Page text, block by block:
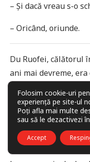
– Și dacă vreau s-o
– Oricând, oriunde.
Du Ruofei, călătorul
ani mai devreme,
evenimente, unde
practici stranii ale
Orice petrecere fără
considerată de primă
Folosim cookie-uri
experiență pe site-ul
Poți afla mai multe
sau să le dezactivezi în
Accept